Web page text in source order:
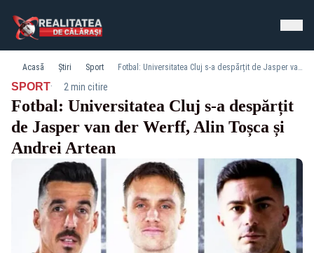
Acasă Știri Sport Fotbal: Universitatea Cluj s-a despărțit de Jasper van der Werff, Alin Toșca și Andrei Artean
SPORT· 2 min citire
Fotbal: Universitatea Cluj s-a despărțit
de Jasper van der Werff, Alin Toșca și
Andrei Artean